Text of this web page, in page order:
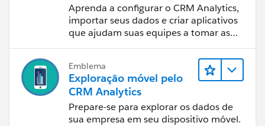
Aprenda a configurar o CRM Analytics,
importar seus dados e criar aplicativos
que ajudam suas equipes a tomar as
Emblema
Exploração móvel pelo
CRM Analytics
Prepare-se para explorar os dados de
sua empresa em seu dispositivo móvel.